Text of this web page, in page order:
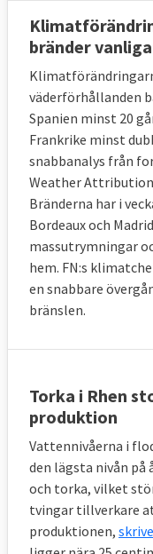
bränder
väderförhållanden
Spanien minst 20
Frankrike minst
snabbanalys från
Weather
Bränderna har i
Bordeaux och
massutrymningar
hem. FN:s
en snabbare
bränslen.
Torka i Rhen
produktion
Vattennivåerna i
den lägsta nivån på
och torka, vilket
tvingar tillverkare
produktionen,